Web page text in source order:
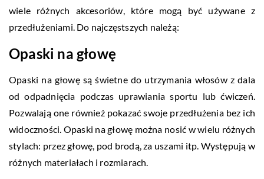
wiele różnych akcesoriów, które mogą być używane z
przedłużeniami. Do najczęstszych należą:
Opaski na głowę
Opaski na głowę są świetne do utrzymania włosów z dala
od odpadnięcia podczas uprawiania sportu lub ćwiczeń.
Pozwalają one również pokazać swoje przedłużenia bez ich
widoczności. Opaski na głowę można nosić w wielu różnych
stylach: przez głowę, pod brodą, za uszami itp. Występują w
różnych materiałach i rozmiarach.